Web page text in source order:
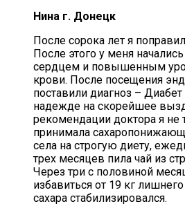
Нина г. Донецк
После сорока лет я
После этого у меня
сердцем и повышенным
крови. После посещения
поставили диагноз – Диабет
надежде на скорейшее
рекомендации доктора я не
принимала
села на строгую диету,
трех месяцев пила чай из
Через три с половиной
избавиться от 19 кг
сахара стабилизировался.